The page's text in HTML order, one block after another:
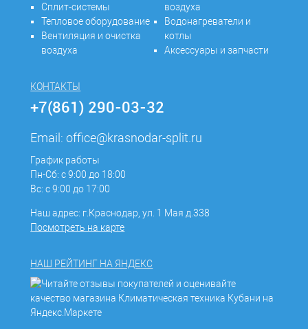
Сплит-системы
Тепловое оборудование
Вентиляция и очистка
воздуха
воздуха
Водонагреватели и
котлы
Аксессуары и запчасти
КОНТАКТЫ
+7(861) 290-03-32
Email:office@krasnodar-split.ru
График работы
Пн-Сб: с 9:00 до 18:00
Вс: с 9:00 до 17:00
Наш адрес: г.Краснодар, ул. 1 Мая д.338
Посмотреть на карте
НАШ РЕЙТИНГ НА ЯНДЕКС